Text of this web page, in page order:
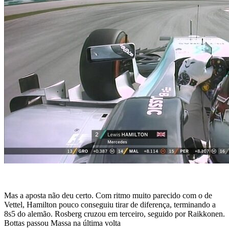
Mas a aposta não deu certo. Com ritmo muito parecido com o de
Vettel, Hamilton pouco conseguiu tirar de diferença, terminando a
8s5 do alemão. Rosberg cruzou em terceiro, seguido por Raikkonen.
Bottas passou Massa na última volta